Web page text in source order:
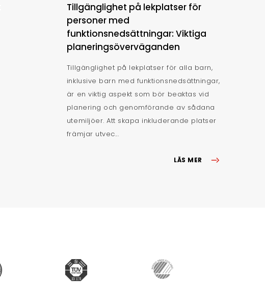
Tillgänglighet på lekplatser för
personer med
funktionsnedsättningar: Viktiga
planeringsöverväganden
Tillgänglighet på lekplatser för alla barn,
inklusive barn med funktionsnedsättningar,
är en viktig aspekt som bör beaktas vid
planering och genomförande av sådana
utemiljöer. Att skapa inkluderande platser
främjar utvec...
LÄS MER